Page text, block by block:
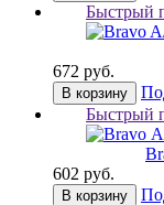
Быстрый
672 руб.
В корзину
Быстрый
602 руб.
В корзину